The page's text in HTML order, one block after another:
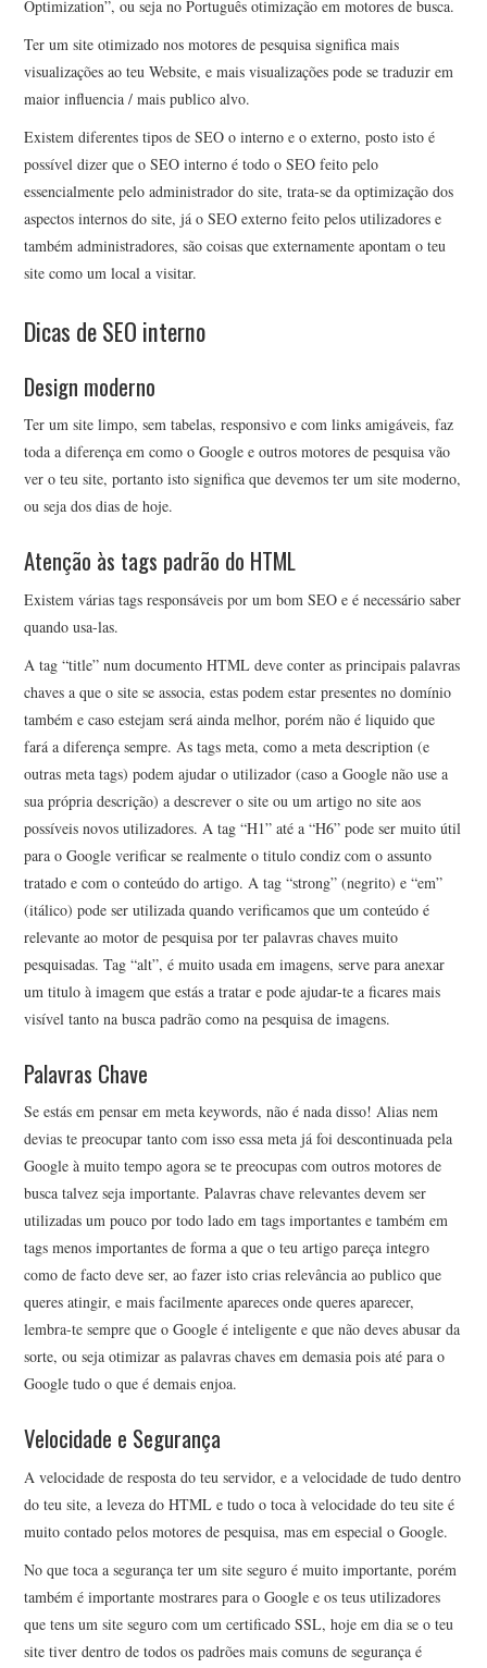
Optimization”, ou seja no Português otimização em motores de busca.
Ter um site otimizado nos motores de pesquisa significa mais
visualizações ao teu Website, e mais visualizações pode se traduzir em
maior influencia / mais publico alvo.
Existem diferentes tipos de SEO o interno e o externo, posto isto é
possível dizer que o SEO interno é todo o SEO feito pelo
essencialmente pelo administrador do site, trata-se da optimização dos
aspectos internos do site, já o SEO externo feito pelos utilizadores e
também administradores, são coisas que externamente apontam o teu
site como um local a visitar.
Dicas de SEO interno
Design moderno
Ter um site limpo, sem tabelas, responsivo e com links amigáveis, faz
toda a diferença em como o Google e outros motores de pesquisa vão
ver o teu site, portanto isto significa que devemos ter um site moderno,
ou seja dos dias de hoje.
Atenção às tags padrão do HTML
Existem várias tags responsáveis por um bom SEO e é necessário saber
quando usa-las.
A tag “title” num documento HTML deve conter as principais palavras
chaves a que o site se associa, estas podem estar presentes no domínio
também e caso estejam será ainda melhor, porém não é liquido que
fará a diferença sempre. As tags meta, como a meta description (e
outras meta tags) podem ajudar o utilizador (caso a Google não use a
sua própria descrição) a descrever o site ou um artigo no site aos
possíveis novos utilizadores. A tag “H1” até a “H6” pode ser muito útil
para o Google verificar se realmente o titulo condiz com o assunto
tratado e com o conteúdo do artigo. A tag “strong” (negrito) e “em”
(itálico) pode ser utilizada quando verificamos que um conteúdo é
relevante ao motor de pesquisa por ter palavras chaves muito
pesquisadas. Tag “alt”, é muito usada em imagens, serve para anexar
um titulo à imagem que estás a tratar e pode ajudar-te a ficares mais
visível tanto na busca padrão como na pesquisa de imagens.
Palavras Chave
Se estás em pensar em meta keywords, não é nada disso! Alias nem
devias te preocupar tanto com isso essa meta já foi descontinuada pela
Google à muito tempo agora se te preocupas com outros motores de
busca talvez seja importante. Palavras chave relevantes devem ser
utilizadas um pouco por todo lado em tags importantes e também em
tags menos importantes de forma a que o teu artigo pareça integro
como de facto deve ser, ao fazer isto crias relevância ao publico que
queres atingir, e mais facilmente apareces onde queres aparecer,
lembra-te sempre que o Google é inteligente e que não deves abusar da
sorte, ou seja otimizar as palavras chaves em demasia pois até para o
Google tudo o que é demais enjoa.
Velocidade e Segurança
A velocidade de resposta do teu servidor, e a velocidade de tudo dentro
do teu site, a leveza do HTML e tudo o toca à velocidade do teu site é
muito contado pelos motores de pesquisa, mas em especial o Google.
No que toca a segurança ter um site seguro é muito importante, porém
também é importante mostrares para o Google e os teus utilizadores
que tens um site seguro com um certificado SSL, hoje em dia se o teu
site tiver dentro de todos os padrões mais comuns de segurança é